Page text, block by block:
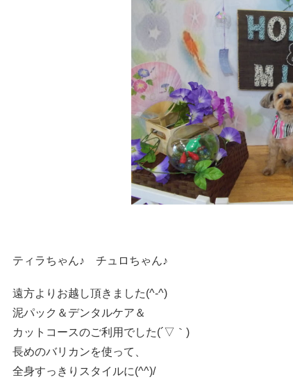
ティラちゃん♪ チュロちゃん♪
遠方よりお越し頂きました(^-^)
泥パック＆デンタルケア＆
カットコースのご利用でした(´▽｀)
長めのバリカンを使って、
全身すっきりスタイルに(^^)/